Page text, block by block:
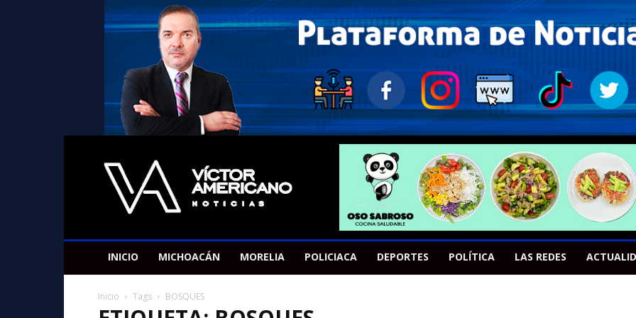
Americano
Victor
INICIO MICHOACÁN MORELIA POLICIACA DEPORTES POLÍTICA LAS REDES
Inicio Tags BOSQUES